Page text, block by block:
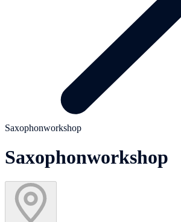
Saxophonworkshop
Saxophonworkshop